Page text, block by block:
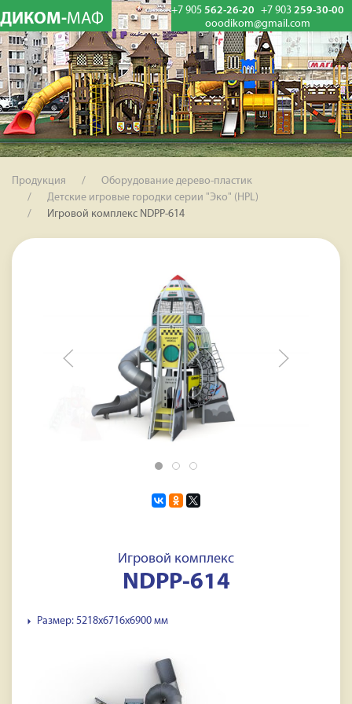
ДИКОМ-МАФ +7 905 562-26-20 +7 903 259-30-00
ooodikom@gmail.com
Продукция
Оборудование дерево-пластик
Детские игровые городки серии "Эко" (HPL)
Игровой комплекс NDPP-614
Игровой комплекс
NDPP-614
Размер: 5218х6716х6900 мм